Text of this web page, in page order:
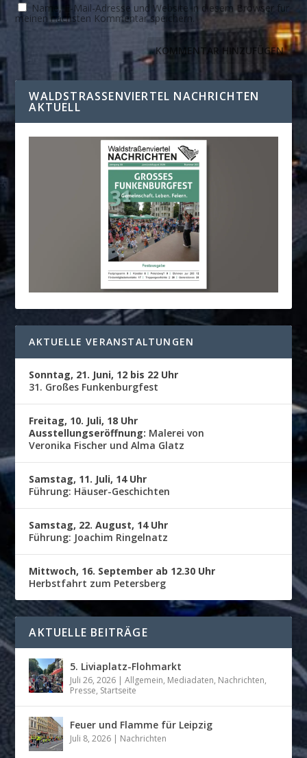
Name, E-Mail-Adresse und Website in diesem Browser für
meinen nächsten Kommentar speichern.
WALDSTRASSENVIERTEL NACHRICHTEN A
KTUELL
AKTUELLE VERANSTALTUNGEN
Sonntag, 21. Juni, 12 bis 22 Uhr
31. Großes Funkenburgfest
Freitag, 10. Juli, 18 Uhr
Ausstellungseröffnung: Malerei von
Veronika Fischer und Alma Glatz
Samstag, 11. Juli, 14 Uhr
Führung: Häuser-Geschichten
Samstag, 22. August, 14 Uhr
Führung: Joachim Ringelnatz
Mittwoch, 16. September ab 12.30 Uhr
Herbstfahrt zum Petersberg
AKTUELLE BEITRÄGE
5. Liviaplatz-Flohmarkt
Juli 26, 2026 |Allgemein, Mediadaten, Nachrichten,
Presse, Startseite
Feuer und Flamme für Leipzig
Juli 8, 2026 | Nachrichten